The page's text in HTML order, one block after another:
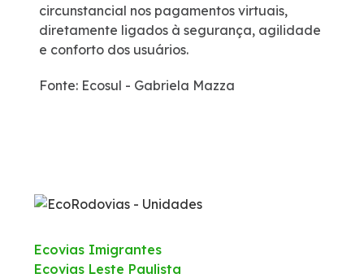
circunstancial nos pagamentos virtuais,
diretamente ligados à segurança, agilidade
e conforto dos usuários.
Fonte: Ecosul - Gabriela Mazza
Ecovias Imigrantes
Ecovias Leste Paulista